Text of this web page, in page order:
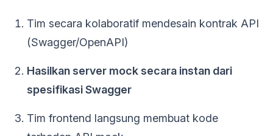
Tim secara kolaboratif mendesain kontrak API
(Swagger/OpenAPI)
Hasilkan server mock secara instan dari
spesifikasi Swagger
Tim frontend langsung membuat kode